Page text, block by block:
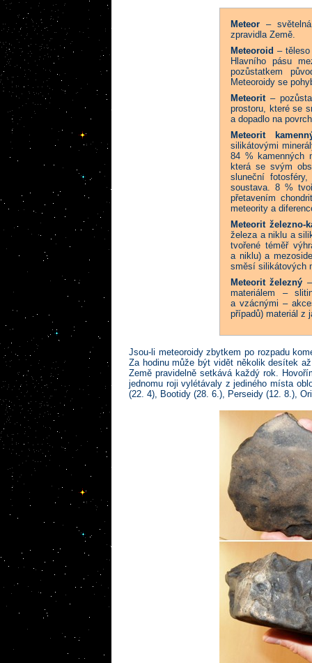
Meteor –
zpravidla Země.
Meteoroid –
Hlavního pásu
pozůstatkem
Meteoroidy se
Meteorit–
prostoru, které se
a dopadlo na
Meteorit
silikátovými
84 % kamenných
která se svým
sluneční
soustava. 8 %
přetavením
meteority a
Meteorit železno-
železa a niklu a
tvořené téměř
a niklu) a
směsí silikátových
Meteorit železný
materiálem –
a vzácnými –
případů) materiál z
Jsou-li meteoroidy zbytkem po rozpadu
Za hodinu může být vidět několik desítek
Země pravidelně setkává každý rok.
jednomu roji vylétávaly z jediného místa
(22. 4), Bootidy (28. 6.), Perseidy (12. 8.),